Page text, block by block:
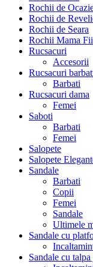
Rochii de
Rochii de
Rochii de Seara
Rochii Mama
Rucsacuri
Accesorii
Rucsacuri
Barbati
Rucsacuri dama
Femei
Saboti
Barbati
Femei
Salopete
Salopete
Sandale
Barbati
Copii
Femei
Sandale
Ultimele
Sandale cu
Sandale cu talpa